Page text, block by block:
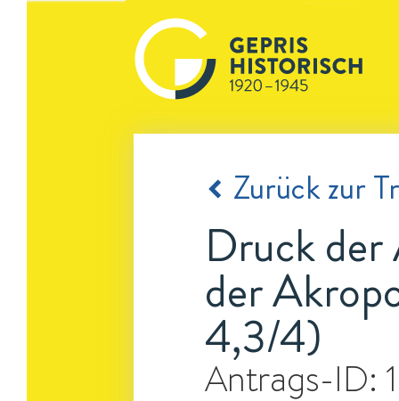
Zurück zur
Druck der
der
4,3/4)
Antrags-ID: